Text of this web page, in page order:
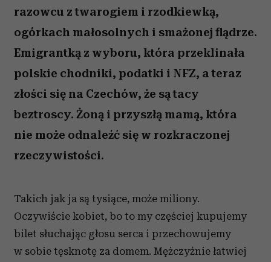
razowcu z twarogiem i rzodkiewką,
ogórkach małosolnych i smażonej flądrze.
Emigrantką z wyboru, która przeklinała
polskie chodniki, podatki i NFZ, a teraz
złości się na Czechów, że są tacy
beztroscy. Żoną i przyszłą mamą, która
nie może odnaleźć się w rozkraczonej
rzeczywistości.
Takich jak ja są tysiące, może miliony.
Oczywiście kobiet, bo to my częściej kupujemy
bilet słuchając głosu serca i przechowujemy
w sobie tęsknotę za domem. Mężczyźnie łatwiej